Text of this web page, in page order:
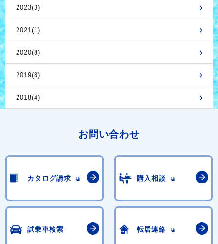
2023(3)
2021(1)
2020(8)
2019(8)
2018(4)
お問い合わせ
カタログ請求 購入相談
試乗車検索 転居連絡